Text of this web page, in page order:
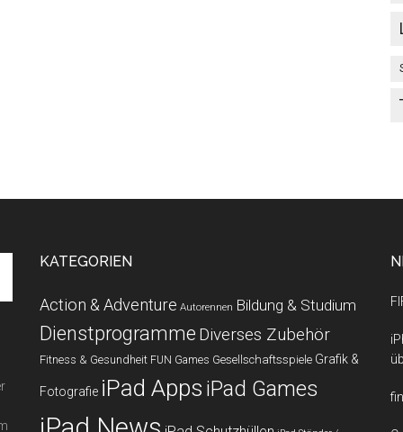
KATEGORIEN
Action & Adventure Autorennen Bildung & Studium
Dienstprogramme Diverses Zubehör
Fitness & Gesundheit FUN Games Gesellschaftsspiele Grafik &
Fotografie iPad Apps iPad Games